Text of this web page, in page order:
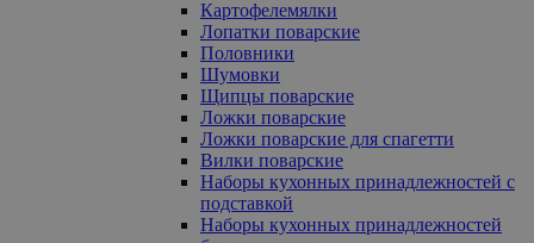
Картофелемялки
Лопатки поварские
Половники
Шумовки
Щипцы поварские
Ложки поварские
Ложки поварские для спагетти
Вилки поварские
Наборы кухонных принадлежностей с
подставкой
Наборы кухонных принадлежностей